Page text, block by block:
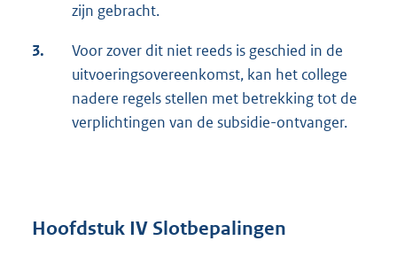
zijn gebracht.
3.
Voor zover dit niet reeds is geschied in de
uitvoeringsovereenkomst, kan het college
nadere regels stellen met betrekking tot de
verplichtingen van de subsidie-ontvanger.
Hoofdstuk IV Slotbepalingen